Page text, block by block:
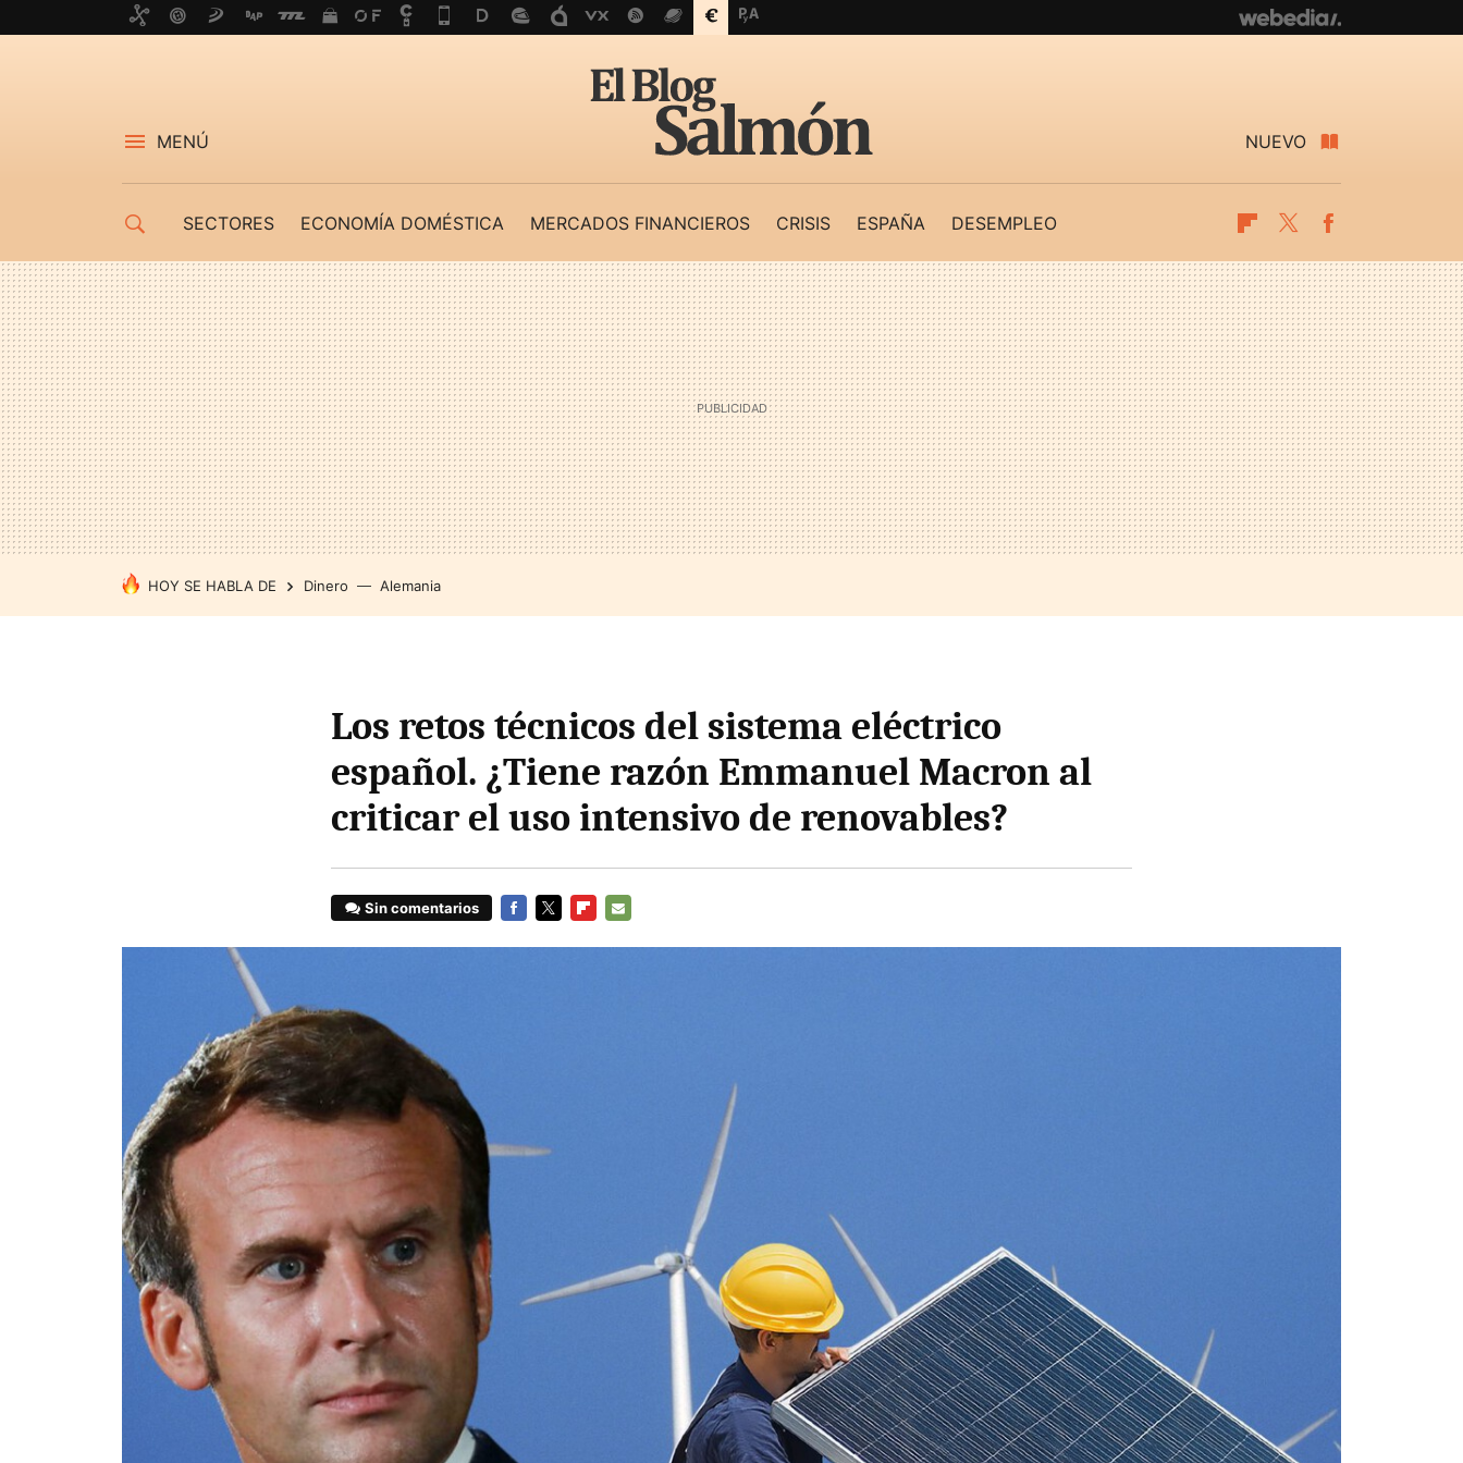
MENÚ NUEVO
SECTORES ECONOMÍA DOMÉSTICA MERCADOS FINANCIEROS CRISIS ESPAÑA DESEMPLEO Flipboard
Twitter
HOY SE HABLA DE Dinero Alemania
Los retos técnicos del sistema eléctrico
español. ¿Tiene razón Emmanuel Macron al
criticar el uso intensivo de renovables?
Sin comentarios